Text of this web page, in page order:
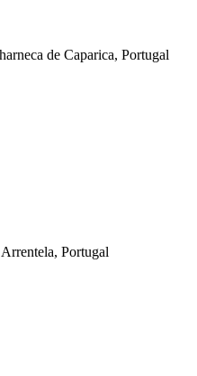
de Caparica, Portugal
Portugal